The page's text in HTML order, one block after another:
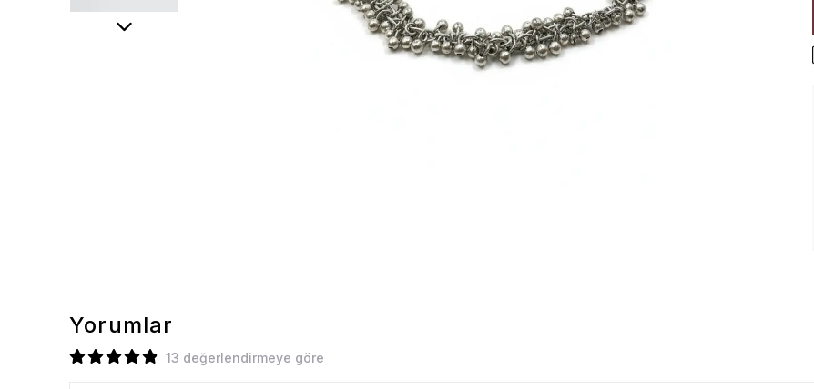
Yorumlar
13 değerlendirmeye göre